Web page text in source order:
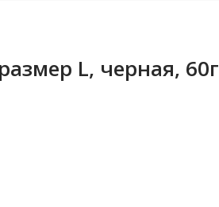
L, черная, 60г